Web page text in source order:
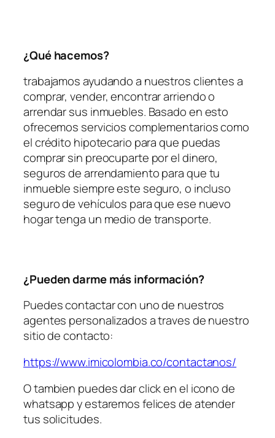
¿Qué hacemos?
trabajamos ayudando a nuestros clientes a
comprar, vender, encontrar arriendo o
arrendar sus inmuebles. Basado en esto
ofrecemos servicios complementarios como
el crédito hipotecario para que puedas
comprar sin preocuparte por el dinero,
seguros de arrendamiento para que tu
inmueble siempre este seguro, o incluso
seguro de vehículos para que ese nuevo
hogar tenga un medio de transporte.
¿Pueden darme más información?
Puedes contactar con uno de nuestros
agentes personalizados a traves de nuestro
sitio de contacto:
https://www.imicolombia.co/contactanos/
O tambien puedes dar click en el icono de
whatsapp y estaremos felices de atender
tus solicitudes.